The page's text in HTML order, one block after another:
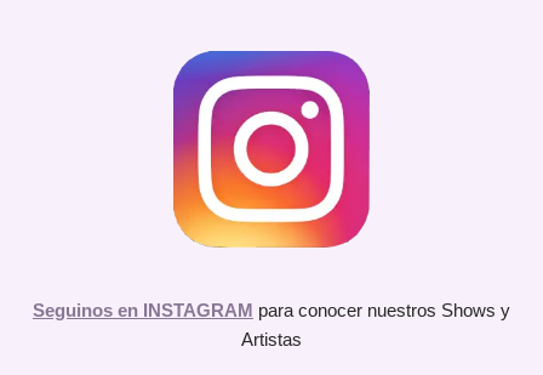
Seguinos en INSTAGRAM para conocer nuestros Shows y
Artistas